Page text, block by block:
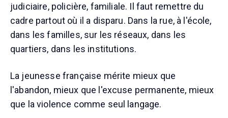
judiciaire, policière, familiale. Il faut remettre du
cadre partout où il a disparu. Dans la rue, à l'école,
dans les familles, sur les réseaux, dans les
quartiers, dans les institutions.
La jeunesse française mérite mieux que
l'abandon, mieux que l'excuse permanente, mieux
que la violence comme seul langage.